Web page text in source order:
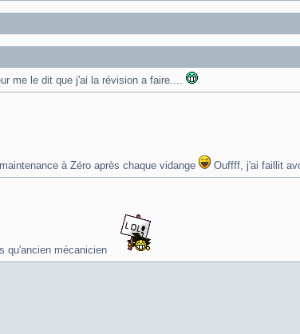
me le dit que j'ai la révision a faire....
à Zéro après chaque vidange Ouffff, j'ai faillit
qu'ancien mécanicien